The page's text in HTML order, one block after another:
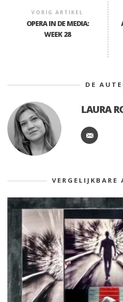
VORIG ARTIKEL
OPERA IN DE MEDIA:
WEEK 28
DE
LAURA
VERGELIJKBARE